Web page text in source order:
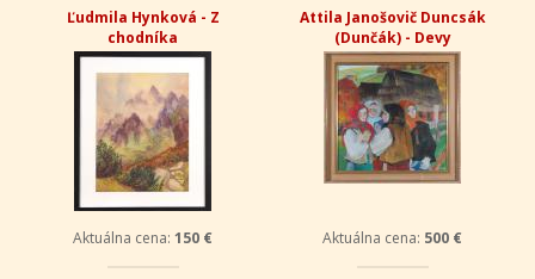
Ľudmila Hynková - Z
chodníka
Aktuálna cena: 150 €
Attila Janošovič Duncsák
(Dunčák) - Devy
Aktuálna cena: 500 €